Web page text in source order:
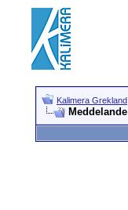
Kalimera Grekland
Meddelande